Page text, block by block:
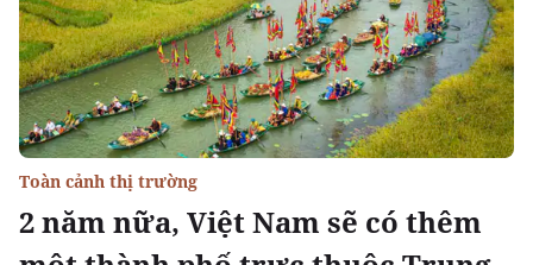
2 năm nữa, Việt Nam sẽ có thêm
Toàn cảnh thị trường